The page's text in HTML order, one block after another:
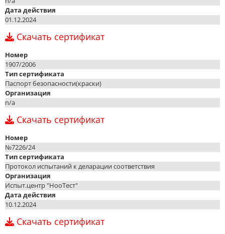
Дата действия
01.12.2024
Скачать сертификат
Номер
1907/2006
Тип сертификата
Паспорт безопасности(краски)
Организация
n/a
Скачать сертификат
Номер
№7226/24
Тип сертификата
Протокол испытаний к деларации соответствия
Организация
Испыт.центр "НооТест"
Дата действия
10.12.2024
Скачать сертификат